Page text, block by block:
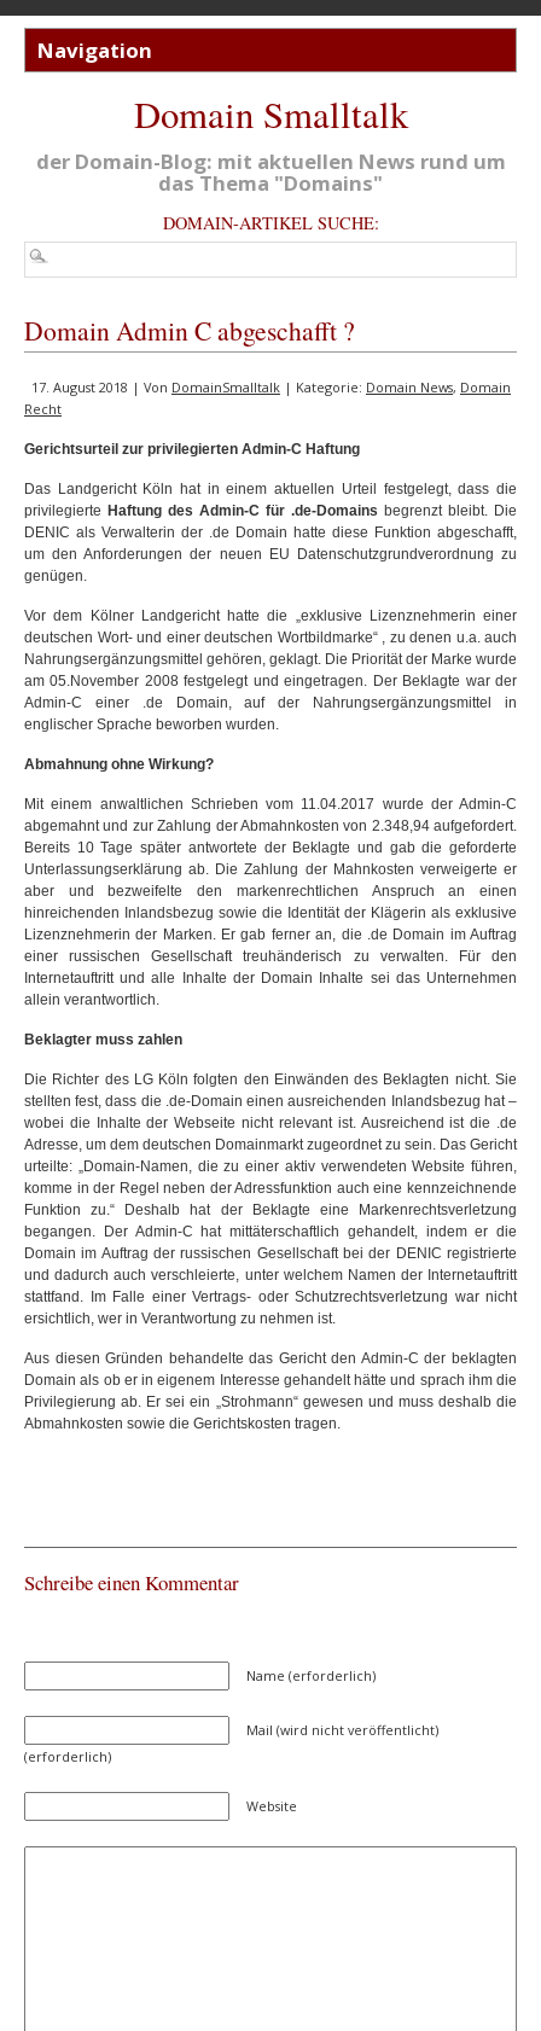
Domain Smalltalk
der Domain-Blog: mit aktuellen News rund um
das Thema "Domains"
DOMAIN-ARTIKEL SUCHE:
Domain Admin C abgeschafft ?
17. August 2018 | Von DomainSmalltalk | Kategorie: Domain News, Domain
Recht
Gerichtsurteil zur privilegierten Admin-C Haftung
Das Landgericht Köln hat in einem aktuellen Urteil festgelegt, dass die
privilegierte Haftung des Admin-C für .de-Domains begrenzt bleibt. Die
DENIC als Verwalterin der .de Domain hatte diese Funktion abgeschafft,
um den Anforderungen der neuen EU Datenschutzgrundverordnung zu
genügen.
Vor dem Kölner Landgericht hatte die „exklusive Lizenznehmerin einer
deutschen Wort- und einer deutschen Wortbildmarke“ , zu denen u.a. auch
Nahrungsergänzungsmittel gehören, geklagt. Die Priorität der Marke wurde
am 05.November 2008 festgelegt und eingetragen. Der Beklagte war der
Admin-C einer .de Domain, auf der Nahrungsergänzungsmittel in
englischer Sprache beworben wurden.
Abmahnung ohne Wirkung?
Mit einem anwaltlichen Schrieben vom 11.04.2017 wurde der Admin-C
abgemahnt und zur Zahlung der Abmahnkosten von 2.348,94 aufgefordert.
Bereits 10 Tage später antwortete der Beklagte und gab die geforderte
Unterlassungserklärung ab. Die Zahlung der Mahnkosten verweigerte er
aber und bezweifelte den markenrechtlichen Anspruch an einen
hinreichenden Inlandsbezug sowie die Identität der Klägerin als exklusive
Lizenznehmerin der Marken. Er gab ferner an, die .de Domain im Auftrag
einer russischen Gesellschaft treuhänderisch zu verwalten. Für den
Internetauftritt und alle Inhalte der Domain Inhalte sei das Unternehmen
allein verantwortlich.
Beklagter muss zahlen
Die Richter des LG Köln folgten den Einwänden des Beklagten nicht. Sie
stellten fest, dass die .de-Domain einen ausreichenden Inlandsbezug hat –
wobei die Inhalte der Webseite nicht relevant ist. Ausreichend ist die .de
Adresse, um dem deutschen Domainmarkt zugeordnet zu sein. Das Gericht
urteilte: „Domain-Namen, die zu einer aktiv verwendeten Website führen,
komme in der Regel neben der Adressfunktion auch eine kennzeichnende
Funktion zu.“ Deshalb hat der Beklagte eine Markenrechtsverletzung
begangen. Der Admin-C hat mittäterschaftlich gehandelt, indem er die
Domain im Auftrag der russischen Gesellschaft bei der DENIC registrierte
und dadurch auch verschleierte, unter welchem Namen der Internetauftritt
stattfand. Im Falle einer Vertrags- oder Schutzrechtsverletzung war nicht
ersichtlich, wer in Verantwortung zu nehmen ist.
Aus diesen Gründen behandelte das Gericht den Admin-C der beklagten
Domain als ob er in eigenem Interesse gehandelt hätte und sprach ihm die
Privilegierung ab. Er sei ein „Strohmann“ gewesen und muss deshalb die
Abmahnkosten sowie die Gerichtskosten tragen.
Schreibe einen Kommentar
Name (erforderlich)
Mail (wird nicht veröffentlicht)
(erforderlich)
Website